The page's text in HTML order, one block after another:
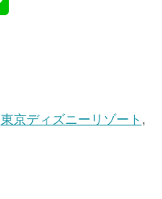
東京ディズニーリゾート ,